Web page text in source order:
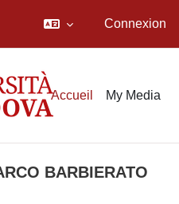
Connexion
Accueil My Media
BARBIERATO